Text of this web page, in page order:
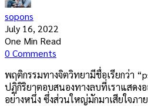
sopons
July 16, 2022
One Min Read
0 Comments
พฤติกรรมทางจิตวิทยามีชื่อเรียกว่า
ปฏิกิริยาตอบสนองทางลบที่เราแสดงอ
อย่างหนึ่ง ซึ่งส่วนใหญ่มักมาเสียใจภ